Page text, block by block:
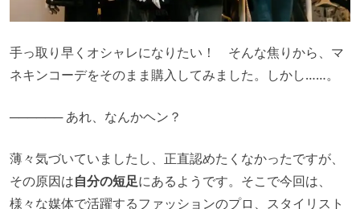
手っ取り早くオシャレになりたい！ そんな焦りから、マ
ネキンコーデをそのまま購入してみました。しかし……。
────── あれ、なんかヘン？
薄々気づいていましたし、正直認めたくなかったですが、
その原因は自分の短足にあるようです。そこで今回は、
様々な媒体で活躍するファッションのプロ、スタイリスト